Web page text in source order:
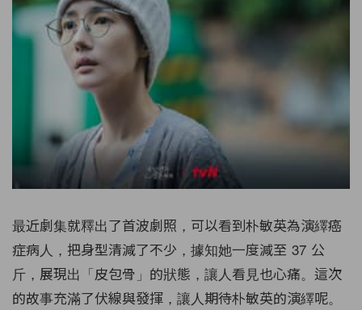
最近劇集就釋出了首波劇照，可以看到朴敏英為演繹癌
症病人，把身型清減了不少，據知她一度減至 37 公
斤，展現出「皮包骨」的狀態，讓人看見也心痛。這次
的故事充滿了伏線與發揮，讓人期待朴敏英的演繹呢。